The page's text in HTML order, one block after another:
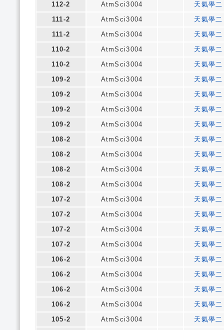
112-2
AtmSci3004
天氣學二
111-2
AtmSci3004
天氣學二
111-2
AtmSci3004
天氣學二
110-2
AtmSci3004
天氣學二
110-2
AtmSci3004
天氣學二
109-2
AtmSci3004
天氣學二
109-2
AtmSci3004
天氣學二
109-2
AtmSci3004
天氣學二
109-2
AtmSci3004
天氣學二
108-2
AtmSci3004
天氣學二
108-2
AtmSci3004
天氣學二
108-2
AtmSci3004
天氣學二
108-2
AtmSci3004
天氣學二
107-2
AtmSci3004
天氣學二
107-2
AtmSci3004
天氣學二
107-2
AtmSci3004
天氣學二
107-2
AtmSci3004
天氣學二
106-2
AtmSci3004
天氣學二
106-2
AtmSci3004
天氣學二
106-2
AtmSci3004
天氣學二
106-2
AtmSci3004
天氣學二
105-2
AtmSci3004
天氣學二